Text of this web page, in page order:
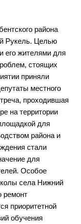
района
Рукель. Целью
его жителями для
стоящих
приняли
местного
проходившая
на территории
для
района и
стали
для
Особое
села Нижний
ремонт
приоритетной
обучения